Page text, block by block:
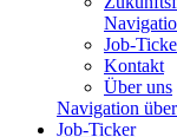
Job-
Kontakt
Über uns
Navigation
Job-Ticker